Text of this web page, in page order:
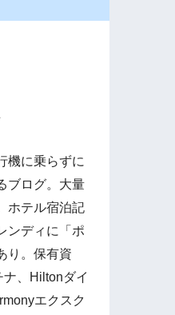
機に乗らずに
ブログ。大量
ホテル宿泊記
ンディに「ポ
り。保有資
、Hiltonダイ
エクスク